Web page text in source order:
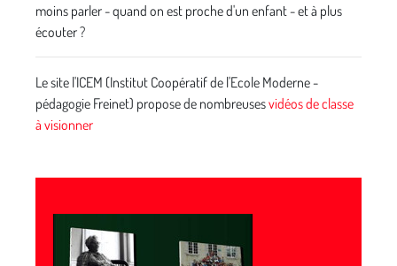
moins parler - quand on est proche d'un enfant - et à plus
écouter ?
Le site l'ICEM (Institut Coopératif de l'Ecole Moderne -
pédagogie Freinet) propose de nombreusesvidéos de classe
à visionner